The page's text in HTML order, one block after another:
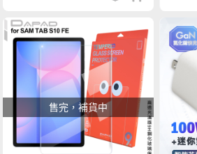
售完，補貨中